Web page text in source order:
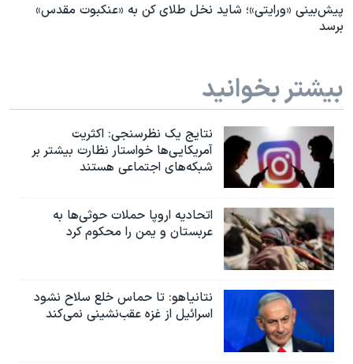
پیش‌بینی «ورایتی»؛ شاید نخل طلای کن به «عنکبوت مقدس»
برسد
بیشتر بخوانید
نتایج یک نظرسنجی: اکثریت
آمریکایی‌ها خواستار نظارت بیشتر بر
شبکه‌های اجتماعی هستند
اتحادیه اروپا حملات حوثی‌ها به
عربستان و یمن را محکوم کرد
نتانیاهو: تا حماس خلع سلاح نشود
اسرائیل از غزه عقب‌نشینی نمی‌کند